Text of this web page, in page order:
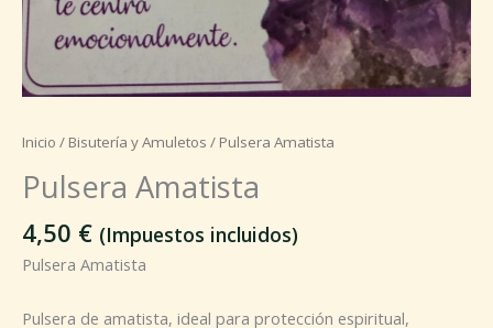
Inicio / Bisutería y Amuletos / Pulsera Amatista
Pulsera Amatista
4,50 € (Impuestos incluidos)
Pulsera Amatista
Pulsera de amatista, ideal para protección espiritual,